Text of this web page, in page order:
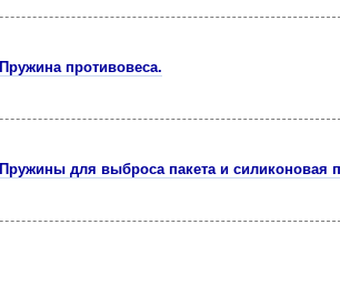
Пружина противовеса.
Пружины для выброса пакета и силиконовая